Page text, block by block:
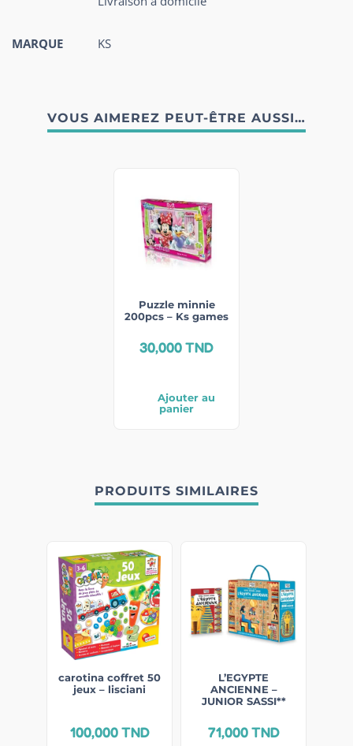
MARQUE KS
VOUS AIMEREZ PEUT-ÊTRE AUSSI…
Puzzle minnie
200pcs – Ks games
30,000TND
Ajouter au
panier
PRODUITS SIMILAIRES
carotina coffret 50
jeux – lisciani
100,000TND
L’EGYPTE
ANCIENNE –
JUNIOR SASSI**
71,000TND